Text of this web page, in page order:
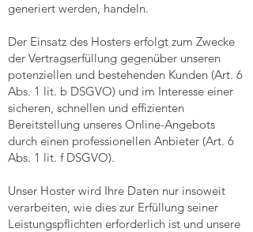
generiert werden, handeln.
Der Einsatz des Hosters erfolgt zum Zwecke
der Vertragserfüllung gegenüber unseren
potenziellen und bestehenden Kunden (Art. 6
Abs. 1 lit. b DSGVO) und im Interesse einer
sicheren, schnellen und effizienten
Bereitstellung unseres Online-Angebots
durch einen professionellen Anbieter (Art. 6
Abs. 1 lit. f DSGVO).
Unser Hoster wird Ihre Daten nur insoweit
verarbeiten, wie dies zur Erfüllung seiner
Leistungspflichten erforderlich ist und unsere